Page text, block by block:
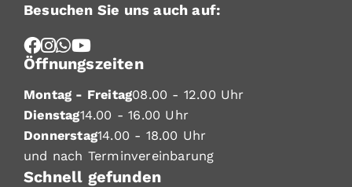
Besuchen Sie uns auch auf:
Öffnungszeiten
Montag - Freitag08.00 - 12.00 Uhr
Dienstag14.00 - 16.00 Uhr
Donnerstag14.00 - 18.00 Uhr
und nach Terminvereinbarung
Schnell gefunden